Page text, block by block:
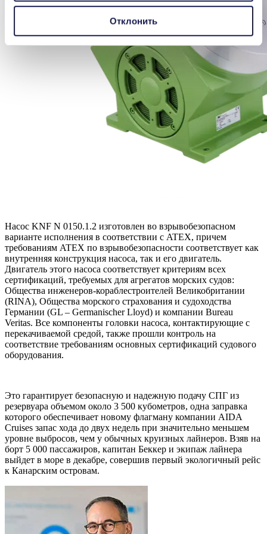
Отклонить
Насос KNF N 0150.1.2 изготовлен во взрывобезопасном
варианте исполнения в соответствии с ATEX, причем
требованиям ATEX по взрывобезопасности соответствует как
внутренняя конструкция насоса, так и его двигатель.
Двигатель этого насоса соответствует критериям всех
сертификаций, требуемых для агрегатов морских судов:
Общества инженеров-кораблестроителей Великобритании
(RINA), Общества морского страхования и судоходства
Германии (GL – Germanischer Lloyd) и компании Bureau
Veritas. Все компоненты головки насоса, контактирующие с
перекачиваемой средой, также прошли контроль на
соответствие требованиям основных сертификаций судового
оборудования.
Это гарантирует безопасную и надежную подачу СПГ из
резервуара объемом около 3 500 кубометров, одна заправка
которого обеспечивает новому флагману компании AIDA
Cruises запас хода до двух недель при значительно меньшем
уровне выбросов, чем у обычных круизных лайнеров. Взяв на
борт 5 000 пассажиров, капитан Беккер и экипаж лайнера
выйдет в море в декабре, совершив первый экологичный рейс
к Канарским островам.